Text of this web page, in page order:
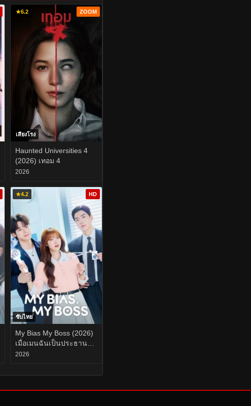
★6.2 ZOOM
เสียงโรง
Haunted Universities 4
(2026) เทอม 4
2026
★4.2 HD
ซับไทย
My Bias My Boss (2026)
เมื่อเมนฉันเป็นประธาน
บริษัท EP.1-12
2026